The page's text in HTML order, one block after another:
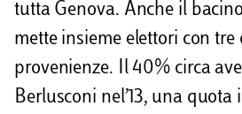
tutta Genova. Anche il
mette insieme elettori con tre
provenienze. Il 40% circa
Berlusconi nel’13, una quota